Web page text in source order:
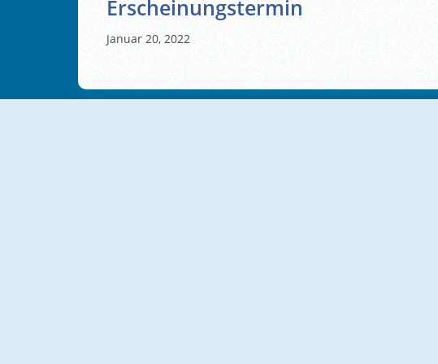
Erscheinungstermin
Januar 20, 2022